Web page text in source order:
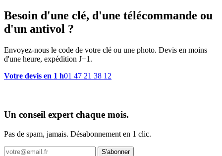
Besoin d'une clé, d'une télécommande ou
d'un antivol ?
Envoyez-nous le code de votre clé ou une photo. Devis en moins
d'une heure, expédition J+1.
Votre devis en 1 h01 47 21 38 12
Un conseil expert chaque mois.
Pas de spam, jamais. Désabonnement en 1 clic.
S'abonner